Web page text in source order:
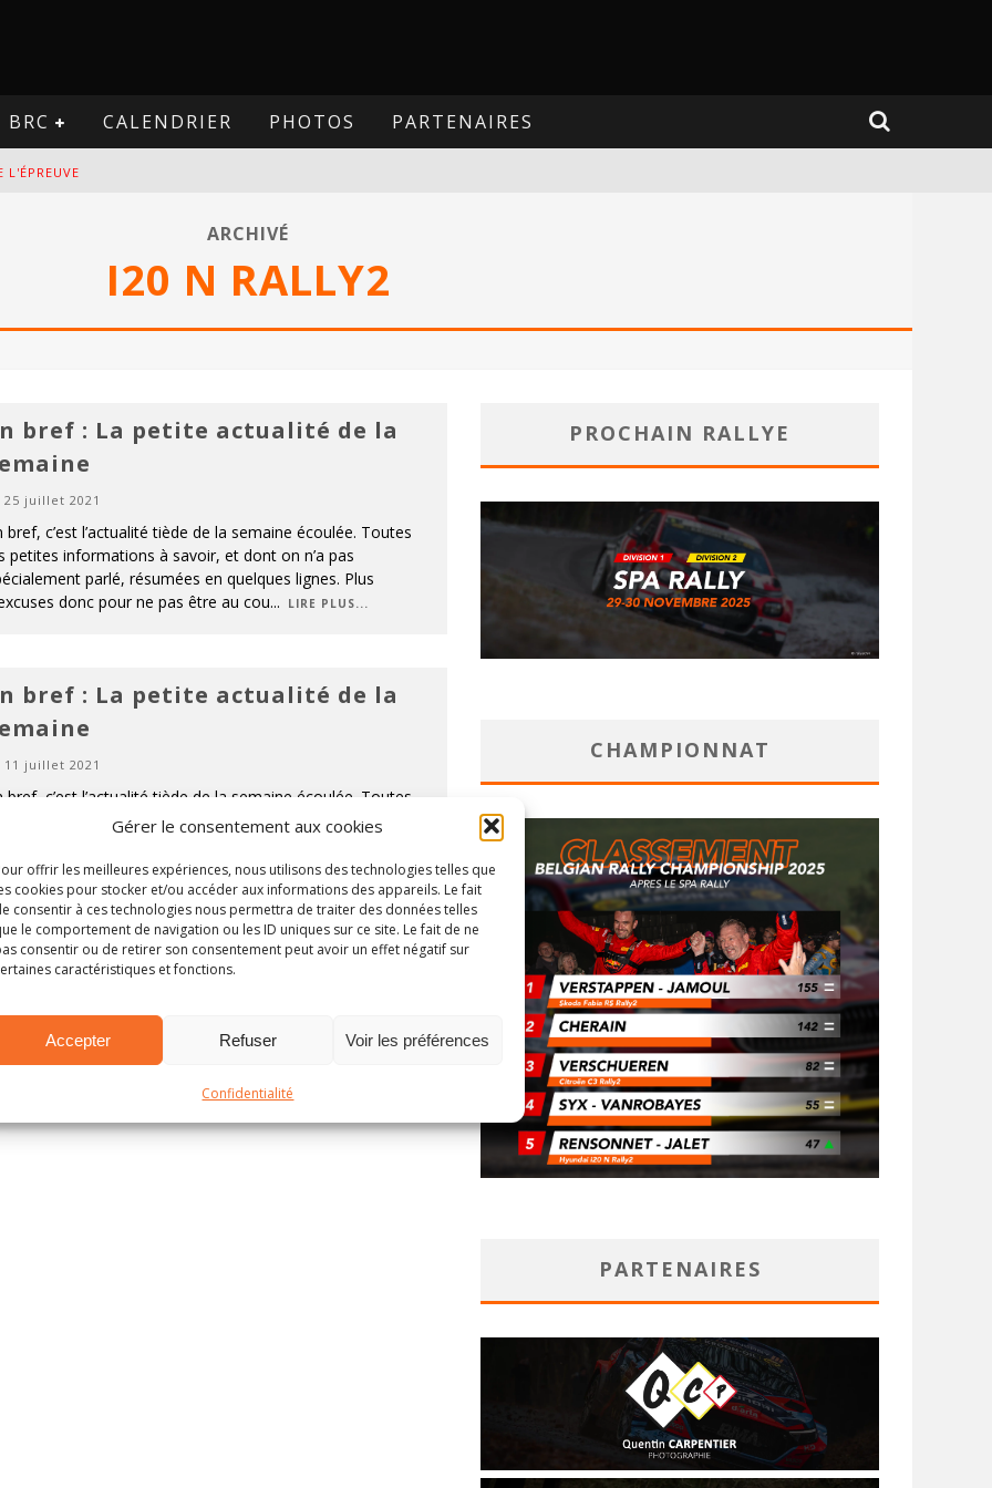
Gérer le consentement aux cookies
offrir les meilleures expériences, nous utilisons des technologies telles que
cookies pour stocker et/ou accéder aux informations des appareils. Le fait
consentir à ces technologies nous permettra de traiter des données telles
le comportement de navigation ou les ID uniques sur ce site. Le fait de ne
consentir ou de retirer son consentement peut avoir un effet négatif sur
caractéristiques et fonctions.
Accepter Refuser Voir les préférences
Confidentialité
BRC CALENDRIER PHOTOS PARTENAIRES
L'ÉPREUVE
ARCHIVÉ
I20 N RALLY2
bref : La petite actualité de la
25 juillet 2021
bref, c’est l’actualité tiède de la semaine écoulée. Toutes
petites informations à savoir, et dont on n’a pas
parlé, résumées en quelques lignes. Plus
donc pour ne pas être au cou... LIRE PLUS...
bref : La petite actualité de la
11 juillet 2021
bref, c’est l’actualité tiède de la semaine écoulée. Toutes
petites informations à savoir, et dont on n’a pas
donc pour ne pas être au cou ... LIRE PLUS...
PROCHAIN RALLYE
CHAMPIONNAT
PARTENAIRES